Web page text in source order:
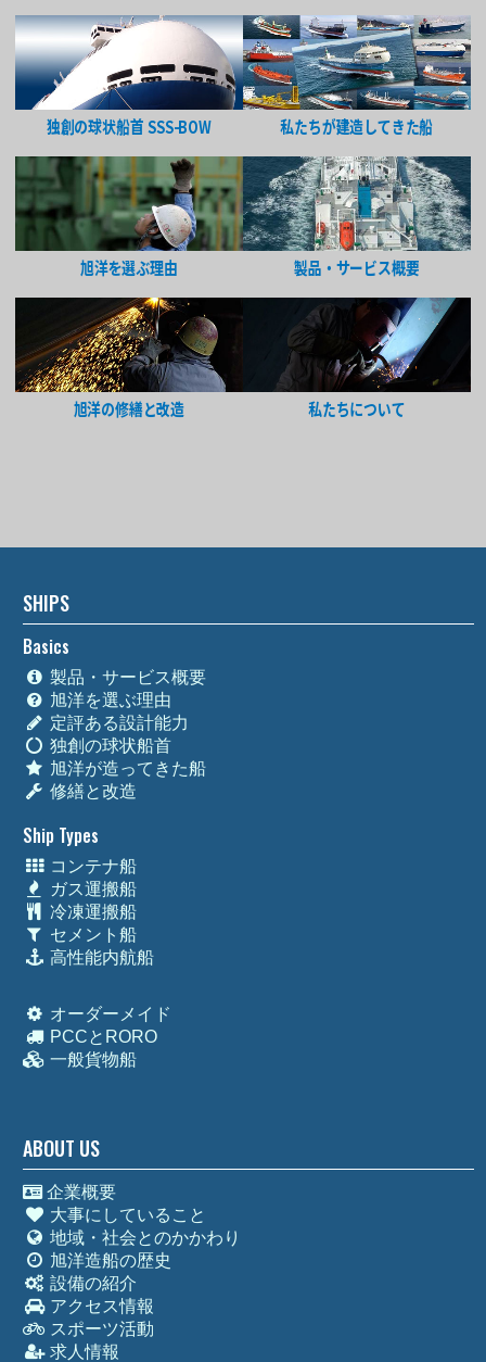
独創の球状船首 SSS-BOW 私たちが建造してきた船
旭洋を選ぶ理由 製品・サービス概要
旭洋の修繕と改造 私たちについて
SHIPS
Basics
製品・サービス概要
旭洋を選ぶ理由
定評ある設計能力
独創の球状船首
旭洋が造ってきた船
修繕と改造
Ship Types
コンテナ船
ガス運搬船
冷凍運搬船
セメント船
高性能内航船
オーダーメイド
PCCとRORO
一般貨物船
ABOUT US
企業概要
大事にしていること
地域・社会とのかかわり
旭洋造船の歴史
設備の紹介
アクセス情報
スポーツ活動
求人情報